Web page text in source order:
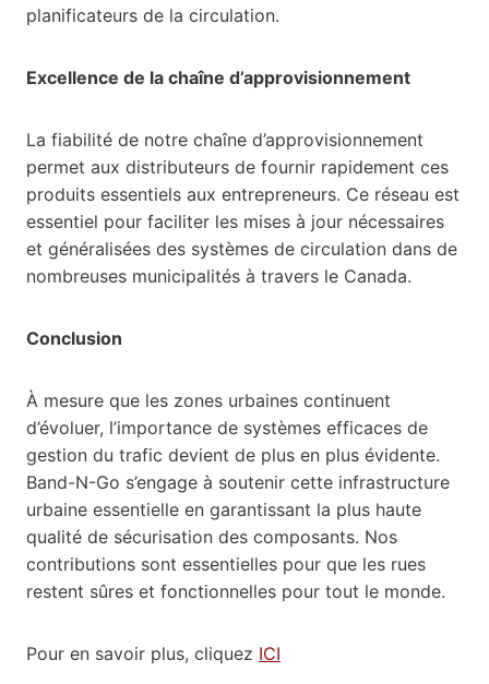
planificateurs de la circulation.
Excellence de la chaîne d’approvisionnement
La fiabilité de notre chaîne d’approvisionnement
permet aux distributeurs de fournir rapidement ces
produits essentiels aux entrepreneurs. Ce réseau est
essentiel pour faciliter les mises à jour nécessaires
et généralisées des systèmes de circulation dans de
nombreuses municipalités à travers le Canada.
Conclusion
À mesure que les zones urbaines continuent
d’évoluer, l’importance de systèmes efficaces de
gestion du trafic devient de plus en plus évidente.
Band-N-Go s’engage à soutenir cette infrastructure
urbaine essentielle en garantissant la plus haute
qualité de sécurisation des composants. Nos
contributions sont essentielles pour que les rues
restent sûres et fonctionnelles pour tout le monde.
Pour en savoir plus, cliquez ICI